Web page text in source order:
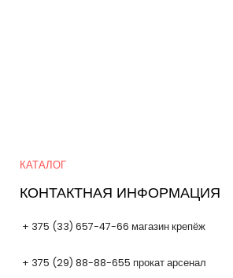
КАТАЛОГ
КОНТАКТНАЯ ИНФОРМАЦИЯ
+ 375 (33) 657-47-66 магазин крепёж
+ 375 (29) 88-88-655 прокат арсенал